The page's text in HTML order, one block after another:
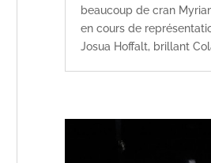
beaucoup de cran
en cours de
Josua Hoffalt, brillant